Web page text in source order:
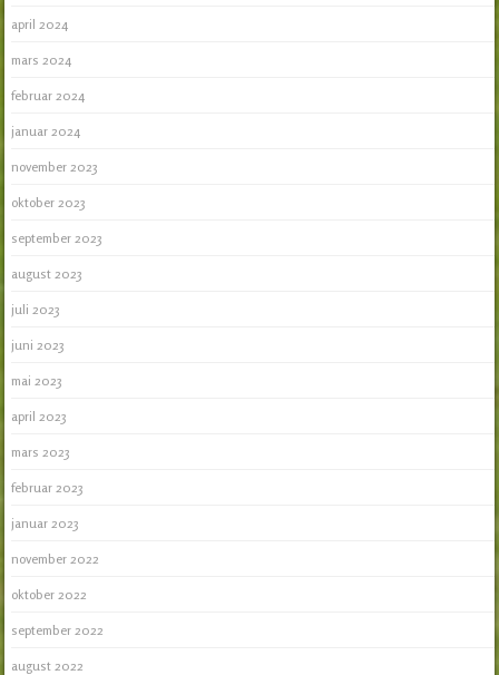
april 2024
mars 2024
februar 2024
januar 2024
november 2023
oktober 2023
september 2023
august 2023
juli 2023
juni 2023
mai 2023
april 2023
mars 2023
februar 2023
januar 2023
november 2022
oktober 2022
september 2022
august 2022